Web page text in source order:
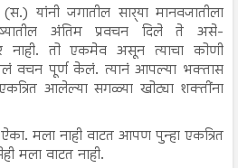
यांनी जगातील सार्‍या मानवजातीला
अंतिम प्रवचन दिले ते असे-
नाही. तो एकमेव असून त्याचा कोणी
वचन पूर्ण केलं. त्यानं आपल्या भक्तास
आलेल्या सगळ्या खोट्या शक्तींना
ऐका. मला नाही वाटत आपण पुन्हा एकत्रित
मला वाटत नाही.